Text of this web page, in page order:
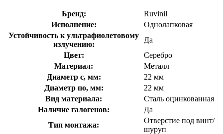
Бренд:
Ruvinil
Исполнение:
Однолапковая
Устойчивость к ультрафиолетовому
излучению:
Да
Цвет:
Серебро
Материал:
Металл
Диаметр с, мм:
22 мм
Диаметр по, мм:
22 мм
Вид материала:
Сталь оцинкованная
Наличие галогенов:
Да
Тип монтажа:
Отверстие под винт/
шуруп